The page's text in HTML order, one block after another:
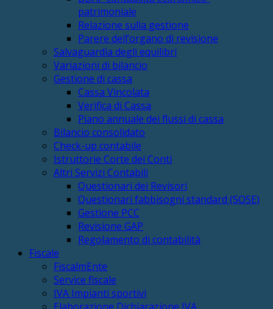
patrimoniale
Relazione sulla gestione
Parere dell’organo di revisione
Salvaguardia degli equilibri
Variazioni di bilancio
Gestione di cassa
Cassa Vincolata
Verifica di Cassa
Piano annuale dei flussi di cassa
Bilancio consolidato
Check-up contabile
Istruttorie Corte dei Conti
Altri Servizi Contabili
Questionari dei Revisori
Questionari fabbisogni standard (SOSE)
Gestione PCC
Revisione GAP
Regolamento di contabilità
Fiscale
FiscalmEnte
Service fiscale
IVA Impianti sportivi